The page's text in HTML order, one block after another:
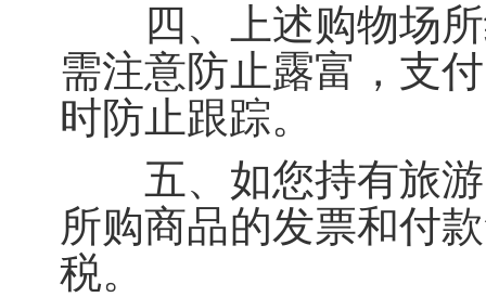
四、上述购物场所
需注意防止露富，支
时防止跟踪。
五、如您持有旅游
所购商品的发票和付
税。